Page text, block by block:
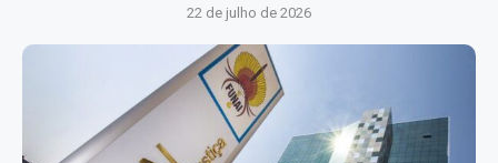
22 de julho de 2026